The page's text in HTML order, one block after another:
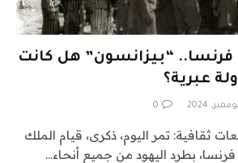
فرنسا.. “بيزانسون” هل كانت
عبرية؟
0
العالم 24 متابعات ثقافية: تمر اليوم، ذكرى، قيام الملك
بطرد اليهود من جميع أنحاء…